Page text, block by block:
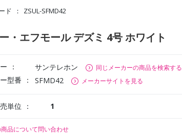
ド ZSUL-SFMD42
・エフモール デズミ 4号 ホワイト
サンテレホン 同じメーカーの商品を検索する
型番 SFMD42 メーカーサイトを見る
単位 1
品について問い合わせ